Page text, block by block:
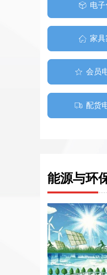
能源与环
ꁦ 电子
ꀇ 家
ꄃ 会员
ꄉ 配货